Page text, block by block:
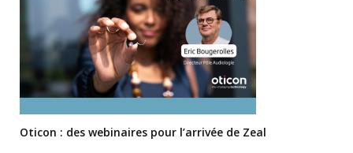
Oticon : des webinaires pour l’arrivée de Zeal